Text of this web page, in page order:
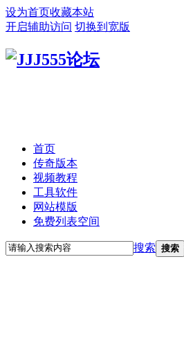
设为首页收藏本站
开启辅助访问 切换到宽版
首页
传奇版本
视频教程
工具软件
网站模版
免费列表空间
搜索 搜索